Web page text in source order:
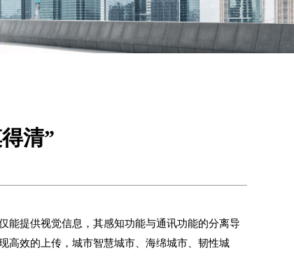
清”
能提供视觉信息，其感知功能与通讯功能的分离导
高效的上传，城市智慧城市、海绵城市、韧性城